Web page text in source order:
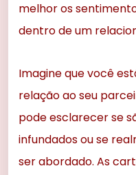
melhor os
dentro de um
Imagine que você
relação ao seu
pode esclarecer se
infundados ou se
ser abordado. As